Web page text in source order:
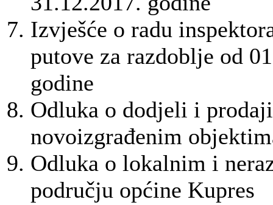
Izvješće o radu
putove za razdoblje od
godine
Odluka o dodjeli i
novoizgrađenim
Odluka o lokalnim i
području općine Kupres